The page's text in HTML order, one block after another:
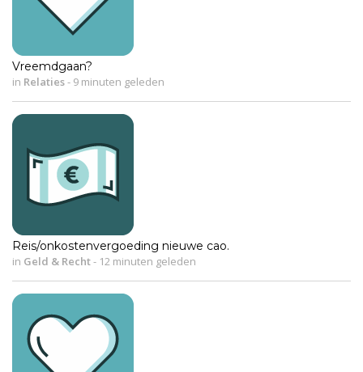
Vreemdgaan?
in Relaties- 9 minuten geleden
Reis/onkostenvergoeding nieuwe cao.
in Geld & Recht- 12 minuten geleden